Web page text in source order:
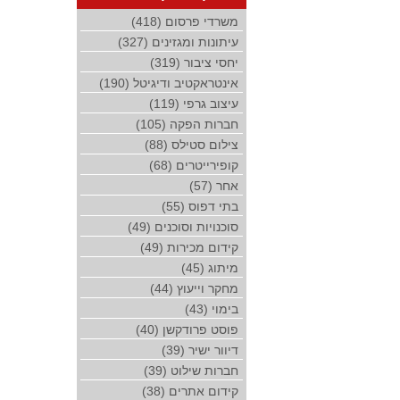
משרדי פרסום (418)
עיתונות ומגזינים (327)
יחסי ציבור (319)
אינטראקטיב ודיגיטל (190)
עיצוב גרפי (119)
חברות הפקה (105)
צילום סטילס (88)
קופירייטרים (68)
אחר (57)
בתי דפוס (55)
סוכנויות וסוכנים (49)
קידום מכירות (49)
מיתוג (45)
מחקר וייעוץ (44)
בימוי (43)
פוסט פרודקשן (40)
דיוור ישיר (39)
חברות שילוט (39)
קידום אתרים (38)